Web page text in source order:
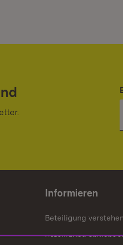
Informieren
Beteiligung verstehen
Beteiligung